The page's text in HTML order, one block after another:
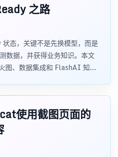
之路
态，关键不是先换模型，而是
数据，并获得业务知识。本文
图、数据集成和 FlashAI 知识
使用截图页面的